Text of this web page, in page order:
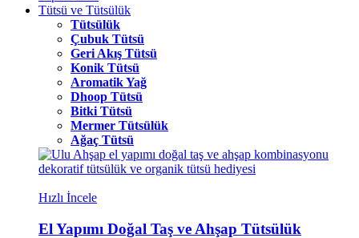
Tütsü ve Tütsülük
Tütsülük
Çubuk Tütsü
Geri Akış Tütsü
Konik Tütsü
Aromatik Yağ
Dhoop Tütsü
Bitki Tütsü
Mermer Tütsülük
Ağaç Tütsü
Hızlı İncele
El Yapımı Doğal Taş ve Ahşap Tütsülük